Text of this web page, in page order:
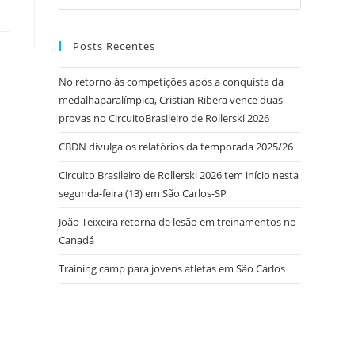
Posts Recentes
No retorno às competições após a conquista da
medalhaparalímpica, Cristian Ribera vence duas
provas no CircuitoBrasileiro de Rollerski 2026
CBDN divulga os relatórios da temporada 2025/26
Circuito Brasileiro de Rollerski 2026 tem início nesta
segunda-feira (13) em São Carlos-SP
João Teixeira retorna de lesão em treinamentos no
Canadá
Training camp para jovens atletas em São Carlos